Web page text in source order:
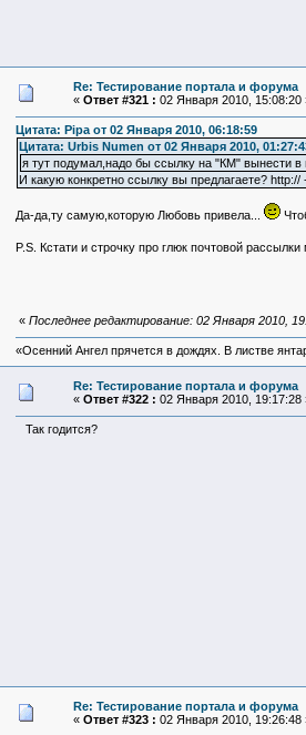
Re: Тестирование портала и форума
« Ответ #321 : 02 Января 2010, 15:08:20
Цитата: Pipa от 02 Января 2010, 06:18:59
Цитата: Urbis Numen от 02 Января 2010,
я тут подумал,надо бы ссылку на "КМ" вынести
И какую конкретно ссылку вы предлагаете? http://
Да-да,ту самую,которую Любовь привела...
P.S. Кстати и строчку про глюк почтовой
« Последнее редактирование: 02 Января 2010,
«Осенний Ангел прячется в дождях. В листве
Re: Тестирование портала и форума
« Ответ #322 : 02 Января 2010, 19:17:28
Так годится?
Re: Тестирование портала и форума
« Ответ #323 : 02 Января 2010, 19:26:48